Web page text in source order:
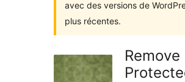
avec des versions de
plus récentes.
Remove